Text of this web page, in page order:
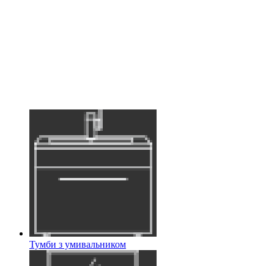
Тумби з умивальником